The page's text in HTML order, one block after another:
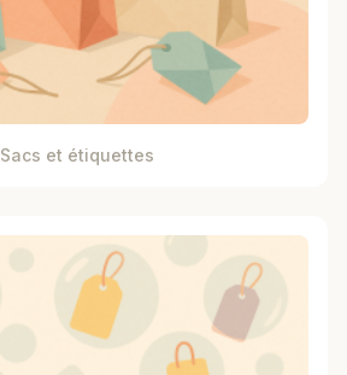
Sacs et étiquettes